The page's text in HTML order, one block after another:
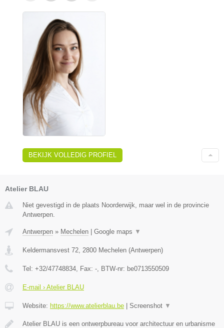
BEKIJK VOLLEDIG PROFIEL
Atelier BLAU
Niet gevestigd in de plaats Noorderwijk, maar wel in de provincie
Antwerpen.
Antwerpen » Mechelen Google maps ▼
Keldermansvest 72 2800 Mechelen (Antwerpen)
Tel: +32/47748834 , Fax: - , BTW-nr: be0713550509
E-mail › Atelier BLAU
Website: https://www.atelierblau.be Screenshot ▼
Atelier BLAU is een ontwerpbureau voor architectuur en urbanisme